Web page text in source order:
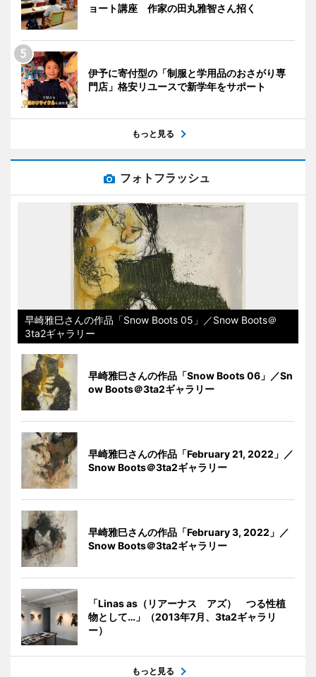
ョート講座 作家の田丸雅智さん招く
伊予に寄付型の「制服と学用品のおさがり専
門店」格安リユースで新学年をサポート
もっと見る
フォトフラッシュ
早崎雅巳さんの作品「Snow Boots 05」／Snow Boots＠
3ta2ギャラリー
早崎雅巳さんの作品「Snow Boots 06」／Sn
ow Boots＠3ta2ギャラリー
早崎雅巳さんの作品「February 21, 2022」／
Snow Boots＠3ta2ギャラリー
早崎雅巳さんの作品「February 3, 2022」／
Snow Boots＠3ta2ギャラリー
「Linas as（リアーナス アズ） つる性植
物として…」（2013年7月、3ta2ギャラリ
ー）
もっと見る